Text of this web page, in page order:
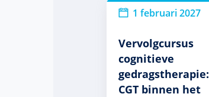
1 februari 2027
Vervolgcursus
cognitieve
gedragstherapie:
CGT binnen het